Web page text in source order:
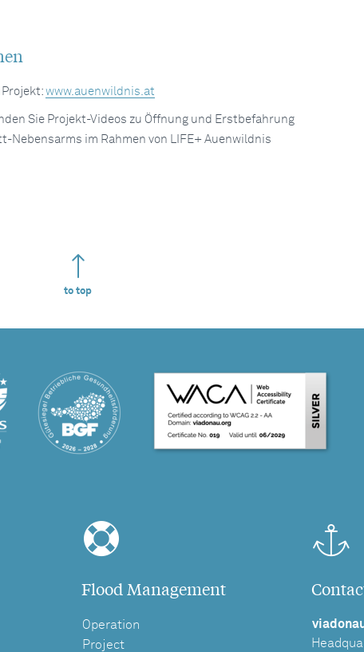
www.auenwildnis.at
Sie Projekt-Videos zu Öffnung und Erstbefahrung
im Rahmen von LIFE+ Auenwildnis
to top
Flood Management
Operation
Project